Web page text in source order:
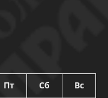
Пт Сб Вс